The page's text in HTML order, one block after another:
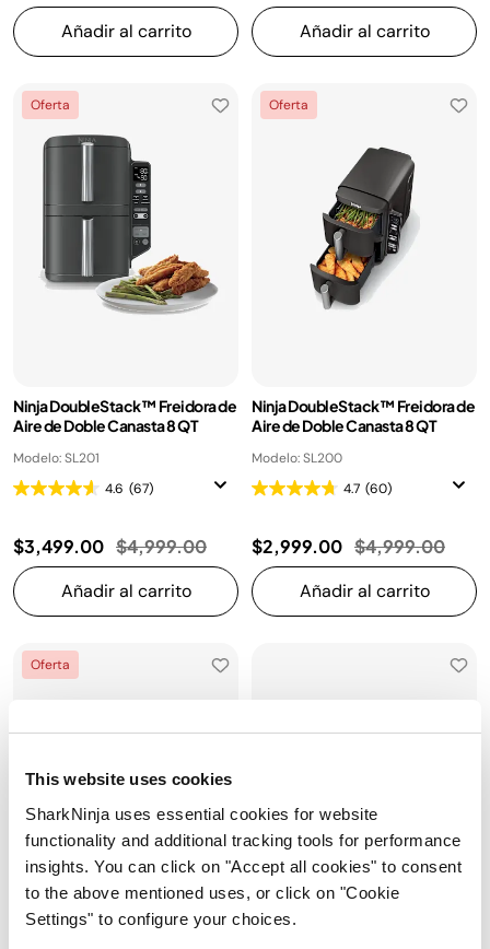
This website uses cookies
SharkNinja uses essential cookies for website
functionality and additional tracking tools for performance
insights. You can click on "Accept all cookies" to consent
to the above mentioned uses, or click on "Cookie
Settings" to configure your choices.
Añadir al carrito
Añadir al carrito
Oferta
Ninja DoubleStack™ Freidora de
Aire de Doble Canasta 8 QT
Modelo: SL201
4.6 (67)
$3,499.00 Precio reducido de
$4,999.00a
Añadir al carrito
Oferta
Ninja DoubleStack™ Freidora de
Aire de Doble Canasta 8 QT
Modelo: SL200
4.7 (60)
$2,999.00 Precio
$4,999.00a
Añadir al carrito
Oferta